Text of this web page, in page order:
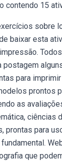
contendo 15
sobre
baixar esta
postagem
para
prontos
as
ciências
prontas para
que